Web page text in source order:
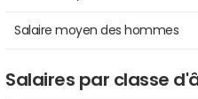
Salaire moyen des hommes
Salaires par classe